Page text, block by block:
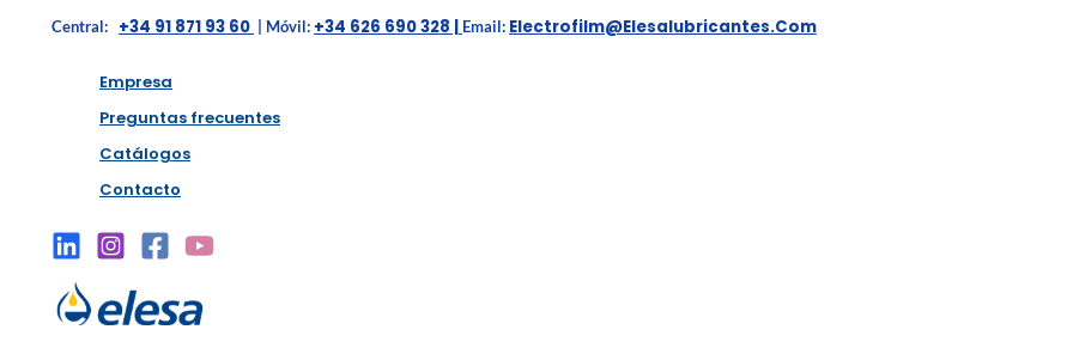
Central: +34 91 871 93 60 | Móvil: +34 626 690 328 | Email: Electrofilm@elesalubricantes.com
Empresa
Preguntas frecuentes
Catálogos
Contacto